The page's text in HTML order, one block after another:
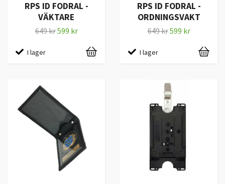
RPS ID FODRAL -
VÄKTARE
649 kr599 kr
I lager
RPS ID FODRAL -
ORDNINGSVAKT
649 kr599 kr
I lager